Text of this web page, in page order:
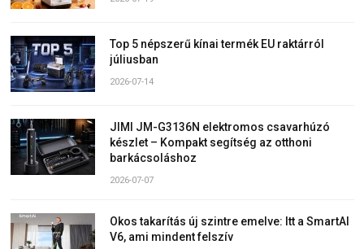
Top 5 népszerű kínai termék EU raktárról
júliusban
2026-07-14
JIMI JM-G3136N elektromos csavarhúzó
készlet – Kompakt segítség az otthoni
barkácsoláshoz
2026-07-07
Okos takarítás új szintre emelve: Itt a SmartAI
V6, ami mindent felszív